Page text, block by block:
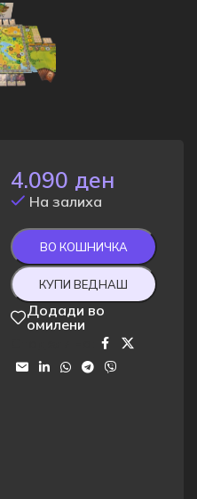
4.090 ден
На залиха
ВО КОШНИЧКА
КУПИ ВЕДНАШ
Додади во
омилени